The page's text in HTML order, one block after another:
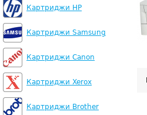
Картриджи HP
Картриджи Samsung
Картриджи Canon
Картриджи Xerox
Картриджи Brother